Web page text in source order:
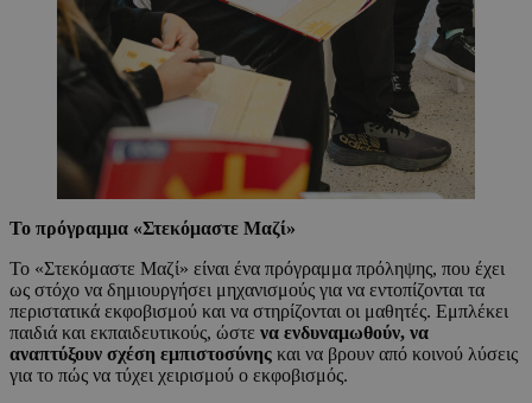
Το πρόγραμμα «Στεκόμαστε Μαζί»
Το «Στεκόμαστε Μαζί» είναι ένα πρόγραμμα πρόληψης, που έχει
ως στόχο να δημιουργήσει μηχανισμούς για να εντοπίζονται τα
περιστατικά εκφοβισμού και να στηρίζονται οι μαθητές. Εμπλέκει
παιδιά και εκπαιδευτικούς, ώστε να ενδυναμωθούν, να
αναπτύξουν σχέση εμπιστοσύνης και να βρουν από κοινού λύσεις
για το πώς να τύχει χειρισμού ο εκφοβισμός.